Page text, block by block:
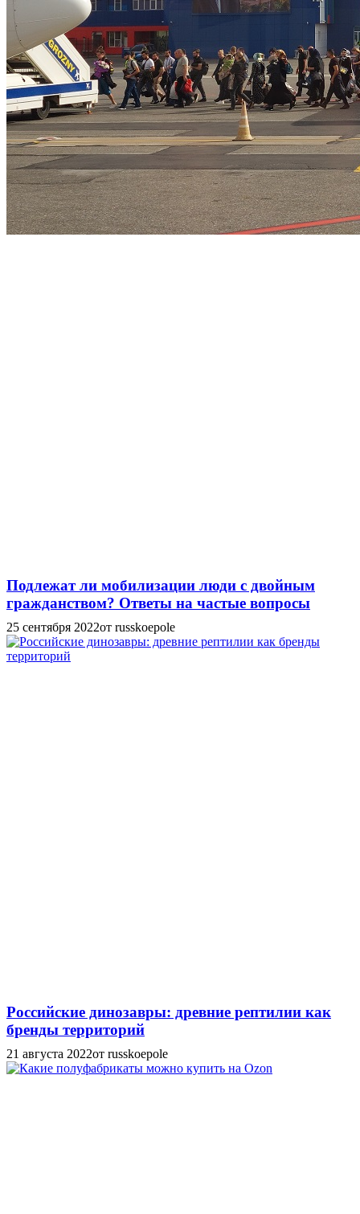
Подлежат ли мобилизации люди с двойным
гражданством? Ответы на частые вопросы
25 сентября 2022от russkoepole
Российские динозавры: древние рептилии как
бренды территорий
21 августа 2022от russkoepole